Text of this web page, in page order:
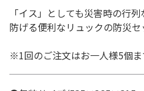
「イス」としても災害時の行
防げる便利なリュックの防災セ
※1回のご注文はお一人様5個ま